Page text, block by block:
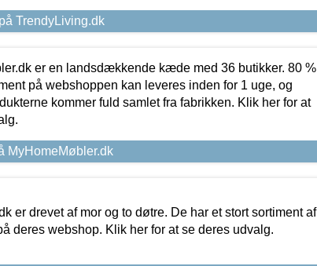
TrendyLiving.dk
er en landsdækkende kæde med 36 butikker. 80 %
på webshoppen kan leveres inden for 1 uge, og
kommer fuld samlet fra fabrikken. Klik her for at
MyHomeMøbler.dk
er drevet af mor og to døtre. De har et stort sortiment af
deres webshop. Klik her for at se deres udvalg.